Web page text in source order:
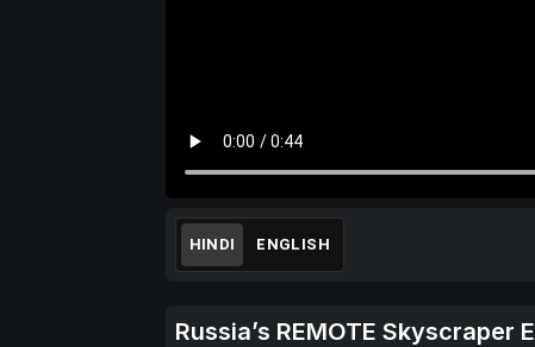
HINDI ENGLISH
Russia’s REMOTE Skyscraper